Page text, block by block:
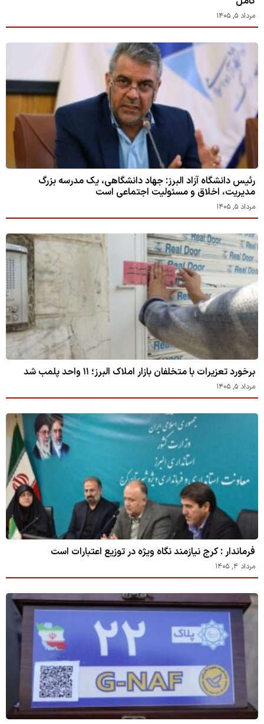
مرداد ۵, ۱۴۰۵
رئیس دانشگاه آزاد البرز: جهاد دانشگاهی، یک مدرسه بزرگ
مدیریت، اخلاق و مسئولیت اجتماعی است
مرداد ۵, ۱۴۰۵
برخورد تعزیرات با متخلفان بازار املاک البرز؛ ۱۱ واحد پلمب شد
مرداد ۵, ۱۴۰۵
فرماندار : کرج نیازمند نگاه ویژه در توزیع اعتبارات است
مرداد ۴, ۱۴۰۵